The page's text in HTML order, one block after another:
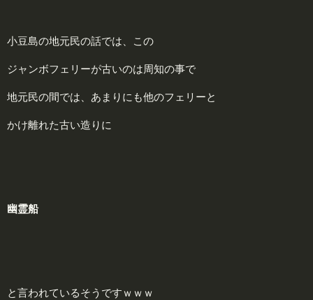
小豆島の地元民の話では、この
ジャンボフェリーが古いのは周知の事で
地元民の間では、あまりにも他のフェリーと
かけ離れた古い造りに
幽霊船
と言われているそうですｗｗｗ